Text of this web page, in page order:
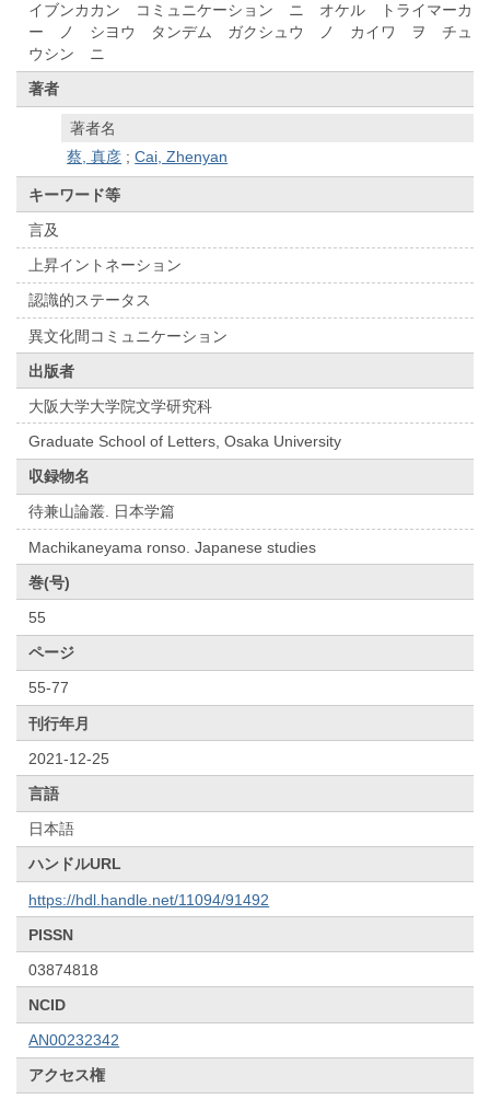
イブンカカン コミュニケーション ニ オケル トライマーカ
ー ノ シヨウ タンデム ガクシュウ ノ カイワ ヲ チュ
ウシン ニ
著者
著者名
蔡, 真彦 ;Cai, Zhenyan
キーワード等
言及
上昇イントネーション
認識的ステータス
異文化間コミュニケーション
出版者
大阪大学大学院文学研究科
Graduate School of Letters, Osaka University
収録物名
待兼山論叢. 日本学篇
Machikaneyama ronso. Japanese studies
巻(号)
55
ページ
55-77
刊行年月
2021-12-25
言語
日本語
ハンドルURL
https://hdl.handle.net/11094/91492
PISSN
03874818
NCID
AN00232342
アクセス権